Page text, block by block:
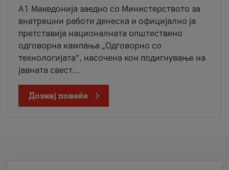
A1 Македонија заедно со Министерството за
внатрешни работи денеска и официјално ја
претставија националната општествено
одговорна кампања „Одговорно со
технологијата“, насочена кон подигнување на
јавната свест...
Дознај повеќе